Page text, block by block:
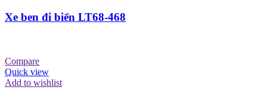
Xe ben đi biển LT68-468
Compare
Quick view
Add to wishlist